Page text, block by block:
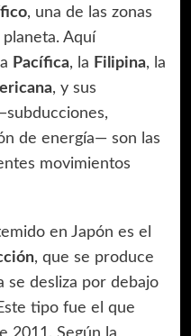
, una de las zonas
Aquí
Pacífica, la Filipina, la
, y sus
de energía— son las
movimientos
en Japón es el
, que se produce
se desliza por debajo
tipo fue el que